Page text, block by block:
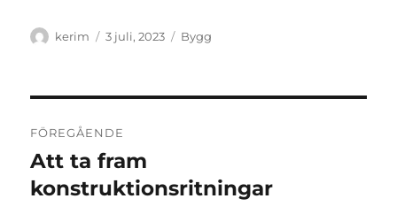
Författare
kerim
Publicerat
3 juli, 2023 Kategorier
Bygg
FÖREGÅENDE
Föregående
inlägg:
Att ta fram
konstruktionsritningar